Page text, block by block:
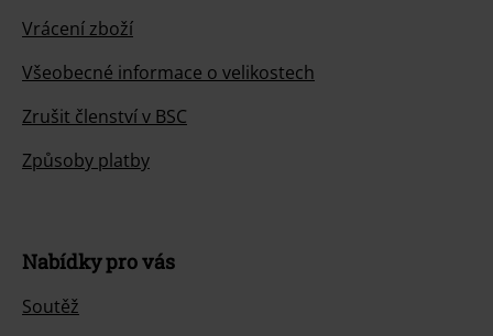
Vrácení zboží
Všeobecné informace o velikostech
Zrušit členství v BSC
Způsoby platby
Nabídky pro vás
Soutěž